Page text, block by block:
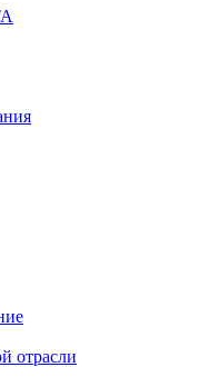
отрасли